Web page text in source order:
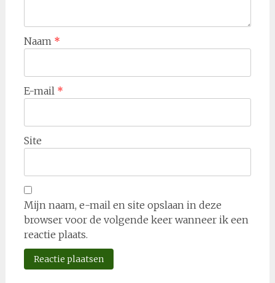
Naam *
E-mail *
Site
Mijn naam, e-mail en site opslaan in deze
browser voor de volgende keer wanneer ik een
reactie plaats.